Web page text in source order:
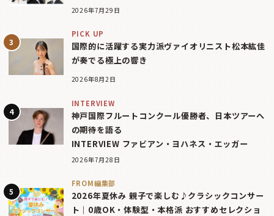
2026年7月29日
PICK UP
国際的に活躍する実力派ヴァイオリニスト松本紘佳
が奏でる極上の響き
2026年8月2日
INTERVIEW
神戸国際フルートコンクール優勝者、日本ツアーへ
の期待を語る
INTERVIEW ファビアン・ヨハネス・エッガー
2026年7月28日
FROM編集部
2026年夏休み 親子で楽しむ♪クラシックコンサー
ト｜0歳OK・体験型・本格派 おすすめセレクショ